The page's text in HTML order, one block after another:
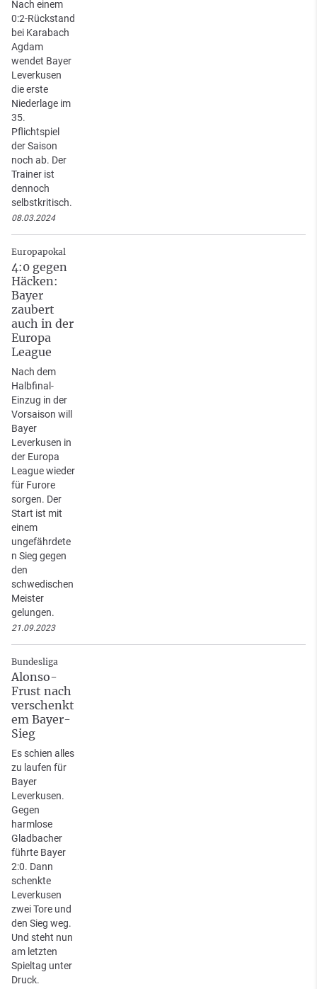
Nach einem
0:2-Rückstand
bei Karabach
Agdam
wendet Bayer
Leverkusen
die erste
Niederlage im
35.
Pflichtspiel
der Saison
noch ab. Der
Trainer ist
dennoch
selbstkritisch.
08.03.2024
Europapokal
4:0 gegen
Häcken:
Bayer
zaubert
auch in der
Europa
League
Nach dem
Halbfinal-
Einzug in der
Vorsaison will
Bayer
Leverkusen in
der Europa
League wieder
für Furore
sorgen. Der
Start ist mit
einem
ungefährdete
n Sieg gegen
den
schwedischen
Meister
gelungen.
21.09.2023
Bundesliga
Alonso-
Frust nach
verschenkt
em Bayer-
Sieg
Es schien alles
zu laufen für
Bayer
Leverkusen.
Gegen
harmlose
Gladbacher
führte Bayer
2:0. Dann
schenkte
Leverkusen
zwei Tore und
den Sieg weg.
Und steht nun
am letzten
Spieltag unter
Druck.